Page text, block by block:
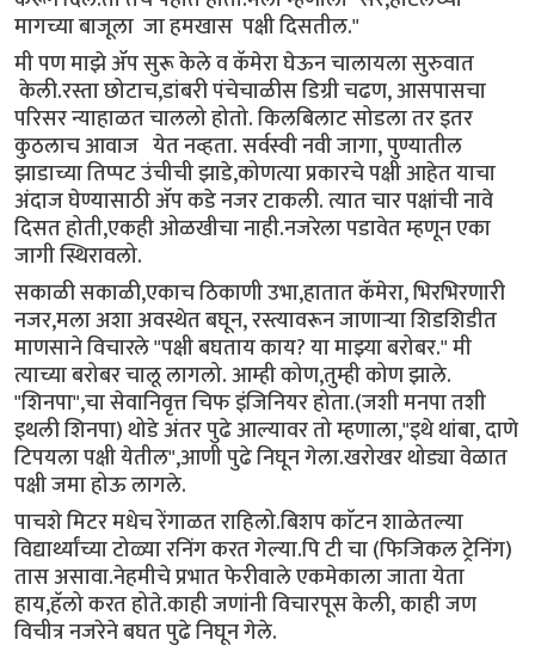
मागच्या बाजूला जा हमखास पक्षी दिसतील."
मी पण माझे ॲप सुरू केले व कॅमेरा घेऊन चालायला सुरुवात
केली.रस्ता छोटाच,डांबरी पंचेचाळीस डिग्री चढण, आसपासचा
परिसर न्याहाळत चाललो होतो. किलबिलाट सोडला तर इतर
कुठलाच आवाज येत नव्हता. सर्वस्वी नवी जागा, पुण्यातील
झाडाच्या तिप्पट उंचीची झाडे,कोणत्या प्रकारचे पक्षी आहेत याचा
अंदाज घेण्यासाठी ॲप कडे नजर टाकली. त्यात चार पक्षांची नावे
दिसत होती,एकही ओळखीचा नाही.नजरेला पडावेत म्हणून एका
जागी स्थिरावलो.
सकाळी सकाळी,एकाच ठिकाणी उभा,हातात कॅमेरा, भिरभिरणारी
नजर,मला अशा अवस्थेत बघून, रस्त्यावरून जाणाऱ्या शिडशिडीत
माणसाने विचारले "पक्षी बघताय काय? या माझ्या बरोबर." मी
त्याच्या बरोबर चालू लागलो. आम्ही कोण,तुम्ही कोण झाले.
"शिनपा",चा सेवानिवृत्त चिफ इंजिनियर होता.(जशी मनपा तशी
इथली शिनपा) थोडे अंतर पुढे आल्यावर तो म्हणाला,"इथे थांबा, दाणे
टिपयला पक्षी येतील",आणी पुढे निघून गेला.खरोखर थोड्या वेळात
पक्षी जमा होऊ लागले.
पाचशे मिटर मधेच रेंगाळत राहिलो.बिशप काॅटन शाळेतल्या
विद्यार्थ्यांच्या टोळ्या रनिंग करत गेल्या.पि टी चा (फिजिकल ट्रेनिंग)
तास असावा.नेहमीचे प्रभात फेरीवाले एकमेकाला जाता येता
हाय,हॅलो करत होते.काही जणांनी विचारपूस केली, काही जण
विचीत्र नजरेने बघत पुढे निघून गेले.